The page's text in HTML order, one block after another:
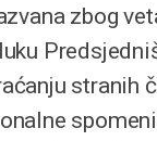
zbog
stranih